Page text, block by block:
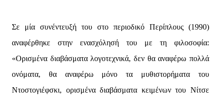
Σε μία συνέντευξή του στο περιοδικό Περίπλους (1990)
αναφέρθηκε στην ενασχόλησή του με τη φιλοσοφία:
«Ορισμένα διαβάσματα λογοτεχνικά, δεν θα αναφέρω πολλά
ονόματα, θα αναφέρω μόνο τα μυθιστορήματα του
Ντοστογιέφσκι, ορισμένα διαβάσματα κειμένων του Νίτσε